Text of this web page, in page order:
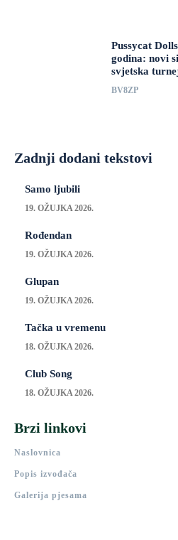
Pussycat
godina: novi
svjetska
BV8ZP
Zadnji dodani tekstovi
Samo ljubili
19. OŽUJKA 2026.
Rođendan
19. OŽUJKA 2026.
Glupan
19. OŽUJKA 2026.
Tačka u vremenu
18. OŽUJKA 2026.
Club Song
18. OŽUJKA 2026.
Brzi linkovi
Naslovnica
Popis izvođača
Galerija pjesama